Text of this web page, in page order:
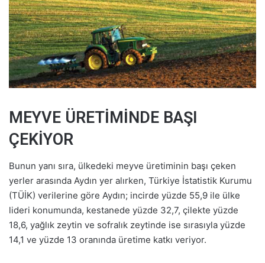
MEYVE ÜRETİMİNDE BAŞI
ÇEKİYOR
Bunun yanı sıra, ülkedeki meyve üretiminin başı çeken
yerler arasında Aydın yer alırken, Türkiye İstatistik Kurumu
(TÜİK) verilerine göre Aydın; incirde yüzde 55,9 ile ülke
lideri konumunda, kestanede yüzde 32,7, çilekte yüzde
18,6, yağlık zeytin ve sofralık zeytinde ise sırasıyla yüzde
14,1 ve yüzde 13 oranında üretime katkı veriyor.